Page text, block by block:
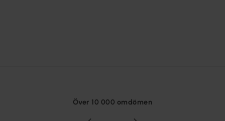
Över 10 000 omdömen